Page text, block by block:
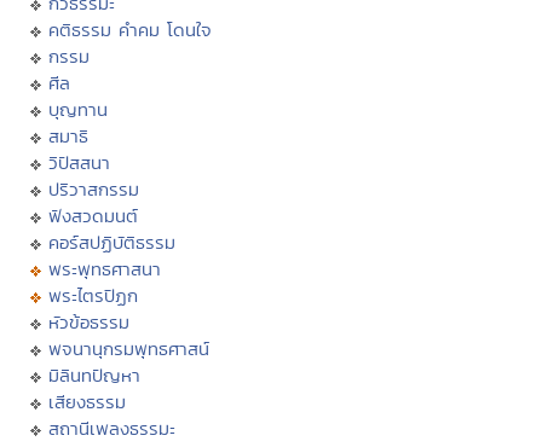
คติธรรม คำคม โดนใจ
กรรม
ศีล
บุญทาน
สมาธิ
วิปัสสนา
ปริวาสกรรม
ฟังสวดมนต์
คอร์สปฏิบัติธรรม
พระพุทธศาสนา
พระไตรปิฏก
หัวข้อธรรม
พจนานุกรมพุทธศาสน์
มิลินทปัญหา
เสียงธรรม
สถานีเพลงธรรมะ